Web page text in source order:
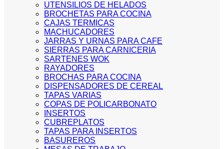
UTENSILIOS DE HELADOS
BROCHETAS PARA COCINA
CAJAS TERMICAS
MACHUCADORES
JARRAS Y URNAS PARA CAFE
SIERRAS PARA CARNICERIA
SARTENES WOK
RAYADORES
BROCHAS PARA COCINA
DISPENSADORES DE CEREAL
TAPAS VARIAS
COPAS DE POLICARBONATO
INSERTOS
CUBREPLATOS
TAPAS PARA INSERTOS
BASUREROS